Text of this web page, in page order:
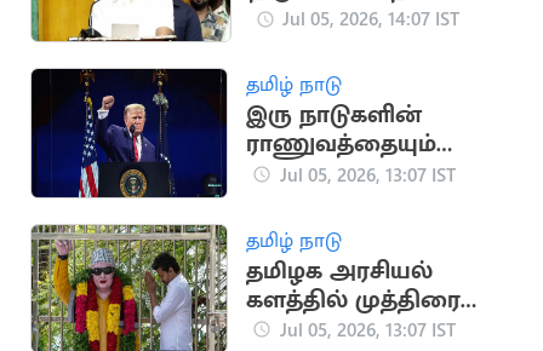
முடியாது”.. உதயநிதி
Jul 05, 2026, 14:07 IST
தமிழ் நாடு
இரு நாடுகளின்
ராணுவத்தையும்
அழித்துவிட்டோம்:
Jul 05, 2026, 13:07 IST
தமிழ் நாடு
தமிழக அரசியல்
களத்தில் முத்திரை
பதிக்கும் சினிமா
Jul 05, 2026, 13:07 IST